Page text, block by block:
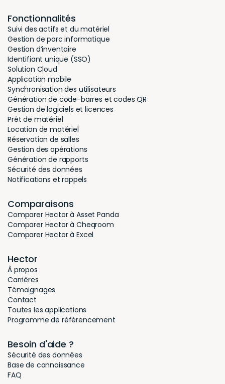
Fonctionnalités
Suivi des actifs et du matériel
Gestion de parc informatique
Gestion d’inventaire
Identifiant unique (SSO)
Solution Cloud
Application mobile
Synchronisation des utilisateurs
Génération de code-barres et codes QR
Gestion de logiciels et licences
Prêt de matériel
Location de matériel
Réservation de salles
Gestion des opérations
Génération de rapports
Sécurité des données
Notifications et rappels
Comparaisons
Comparer Hector à Asset Panda
Comparer Hector à Cheqroom
Comparer Hector à Excel
Hector
À propos
Carrières
Témoignages
Contact
Toutes les applications
Programme de référencement
Besoin d'aide ?
Sécurité des données
Base de connaissance
FAQ